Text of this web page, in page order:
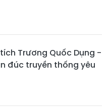
Trương Quốc Dụng -
đúc truyền thống yêu